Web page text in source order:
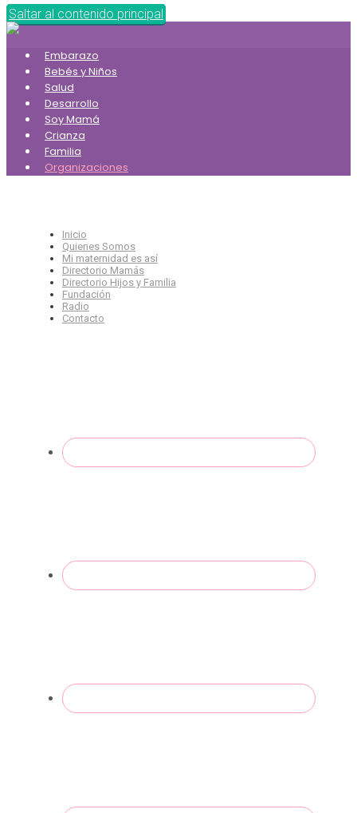
Saltar al contenido principal
Embarazo
Bebés y Niños
Salud
Desarrollo
Soy Mamá
Crianza
Familia
Organizaciones
Inicio
Quienes Somos
Mi maternidad es así
Directorio Mamás
Directorio Hijos y Familia
Fundación
Radio
Contacto